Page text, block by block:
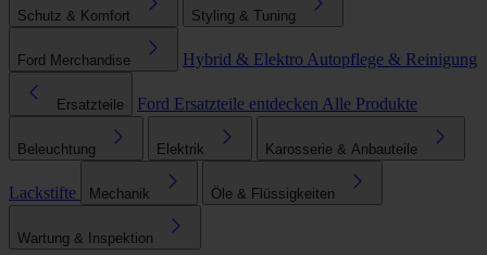
Schutz & Komfort Styling & Tuning
Ford Merchandise Hybrid & Elektro Autopflege & Reinigung
Ersatzteile Ford Ersatzteile entdecken Alle Produkte
Beleuchtung Elektrik Karosserie & Anbauteile
Lackstifte Mechanik Öle & Flüssigkeiten
Wartung & Inspektion